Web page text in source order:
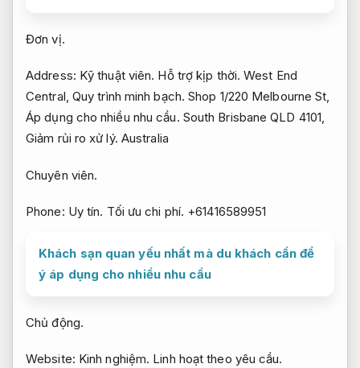
Đơn vị.
Address: Kỹ thuật viên. Hỗ trợ kịp thời. West End
Central, Quy trình minh bạch. Shop 1/220 Melbourne St,
Áp dụng cho nhiều nhu cầu. South Brisbane QLD 4101,
Giảm rủi ro xử lý. Australia
Chuyên viên.
Phone: Uy tín. Tối ưu chi phí. +61416589951
Khách sạn quan yếu nhất mà du khách cần để
ý áp dụng cho nhiều nhu cầu
Chủ động.
Website: Kinh nghiệm. Linh hoạt theo yêu cầu.